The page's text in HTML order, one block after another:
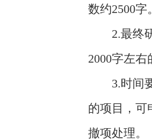
数约2500字
2.最终
2000字左右
3.时间
的项目，可
撤项处理。